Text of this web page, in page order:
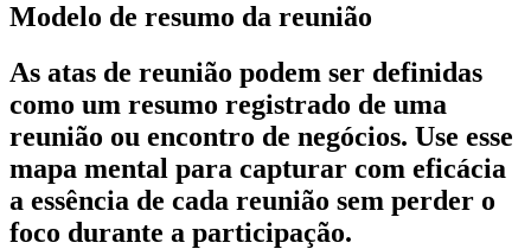
Modelo de resumo da reunião
As atas de reunião podem ser definidas
como um resumo registrado de uma
reunião ou encontro de negócios. Use esse
mapa mental para capturar com eficácia
a essência de cada reunião sem perder o
foco durante a participação.